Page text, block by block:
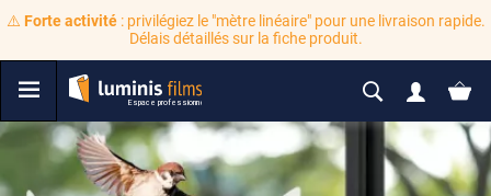
⚠️ Forte activité: privilégiez le "mètre linéaire" pour une livraison rapide.
Délais détaillés sur la fiche produit.